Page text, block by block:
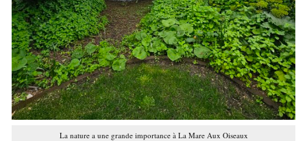
La nature a une grande importance à La Mare Aux Oiseaux